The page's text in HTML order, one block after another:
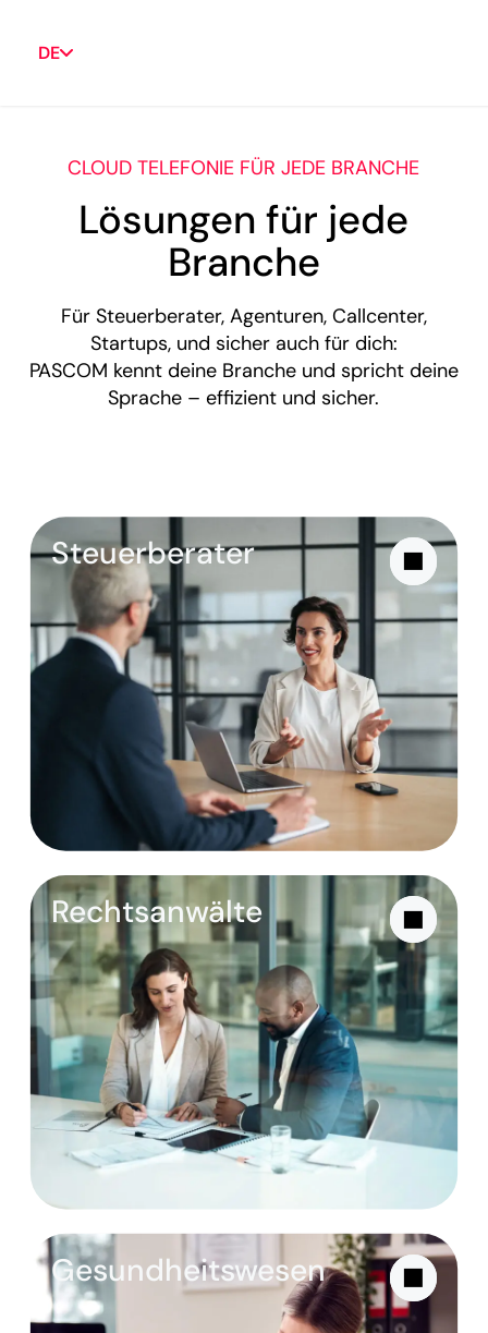
DE
CLOUD TELEFONIE FÜR JEDE BRANCHE
Lösungen für jede
Branche
Für Steuerberater, Agenturen, Callcenter,
Startups, und sicher auch für dich:
PASCOM kennt deine Branche und spricht deine
Sprache – effizient und sicher.
Steuerberater
Rechtsanwälte
Gesundheitswesen